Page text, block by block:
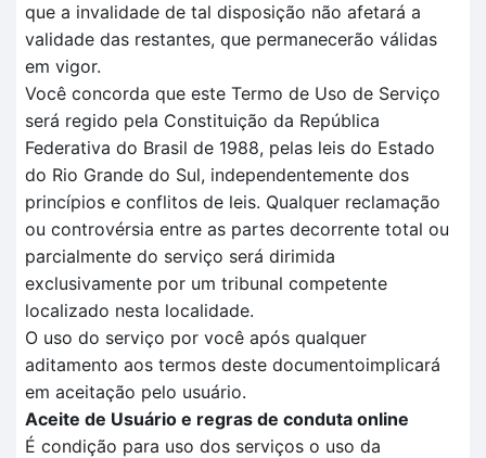
que a invalidade de tal disposição não afetará a
validade das restantes, que permanecerão válidas
em vigor.
Você concorda que este Termo de Uso de Serviço
será regido pela Constituição da República
Federativa do Brasil de 1988, pelas leis do Estado
do Rio Grande do Sul, independentemente dos
princípios e conflitos de leis. Qualquer reclamação
ou controvérsia entre as partes decorrente total ou
parcialmente do serviço será dirimida
exclusivamente por um tribunal competente
localizado nesta localidade.
O uso do serviço por você após qualquer
aditamento aos termos deste documentoimplicará
em aceitação pelo usuário.
Aceite de Usuário e regras de conduta online
É condição para uso dos serviços o uso da